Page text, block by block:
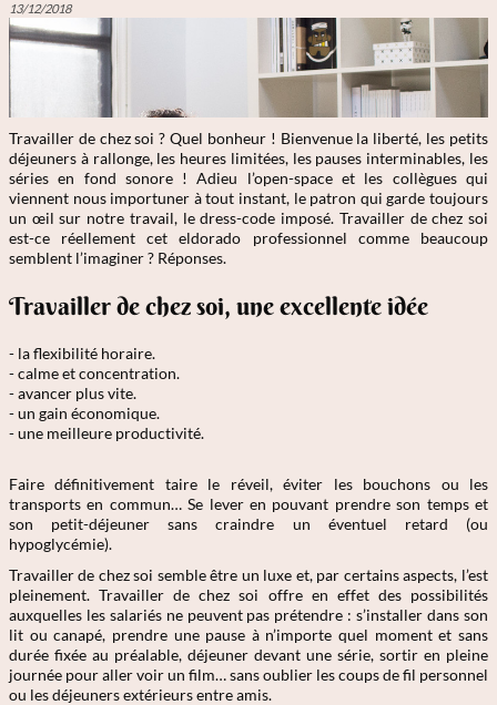
13/12/2018
Travailler de chez soi ? Quel bonheur ! Bienvenue la liberté, les petits
déjeuners à rallonge, les heures limitées, les pauses interminables, les
séries en fond sonore ! Adieu l’open-space et les collègues qui
viennent nous importuner à tout instant, le patron qui garde toujours
un œil sur notre travail, le dress-code imposé. Travailler de chez soi
est-ce réellement cet eldorado professionnel comme beaucoup
semblent l’imaginer ? Réponses.
Travailler de chez soi, une excellente idée
- la flexibilité horaire.
- calme et concentration.
- avancer plus vite.
- un gain économique.
- une meilleure productivité.
Faire définitivement taire le réveil, éviter les bouchons ou les
transports en commun… Se lever en pouvant prendre son temps et
son petit-déjeuner sans craindre un éventuel retard (ou
hypoglycémie).
Travailler de chez soi semble être un luxe et, par certains aspects, l’est
pleinement. Travailler de chez soi offre en effet des possibilités
auxquelles les salariés ne peuvent pas prétendre : s’installer dans son
lit ou canapé, prendre une pause à n’importe quel moment et sans
durée fixée au préalable, déjeuner devant une série, sortir en pleine
journée pour aller voir un film… sans oublier les coups de fil personnel
ou les déjeuners extérieurs entre amis.